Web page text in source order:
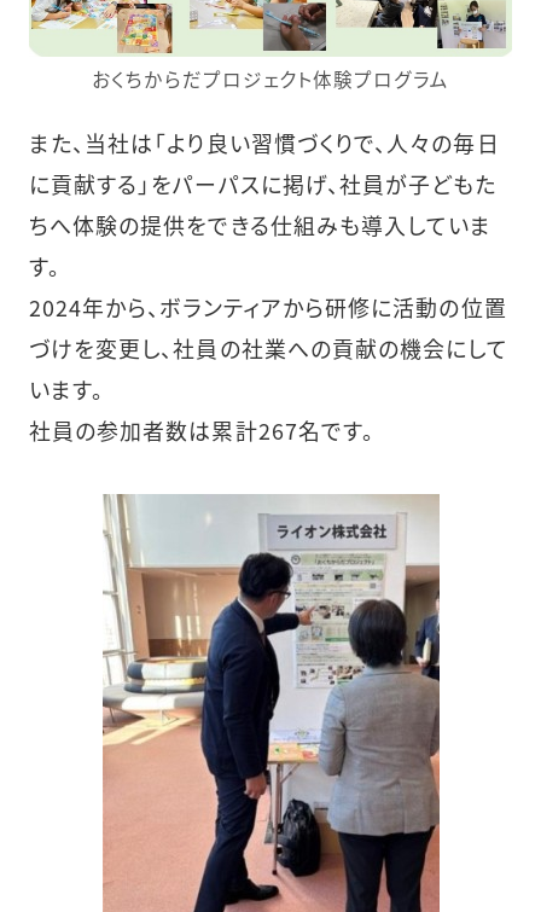
おくちからだプロジェクト体験プログラム
また、当社は「より良い習慣づくりで、人々の毎日
に貢献する」をパーパスに掲げ、社員が子どもた
ちへ体験の提供をできる仕組みも導入していま
す。
2024年から、ボランティアから研修に活動の位置
づけを変更し、社員の社業への貢献の機会にして
います。
社員の参加者数は累計267名です。